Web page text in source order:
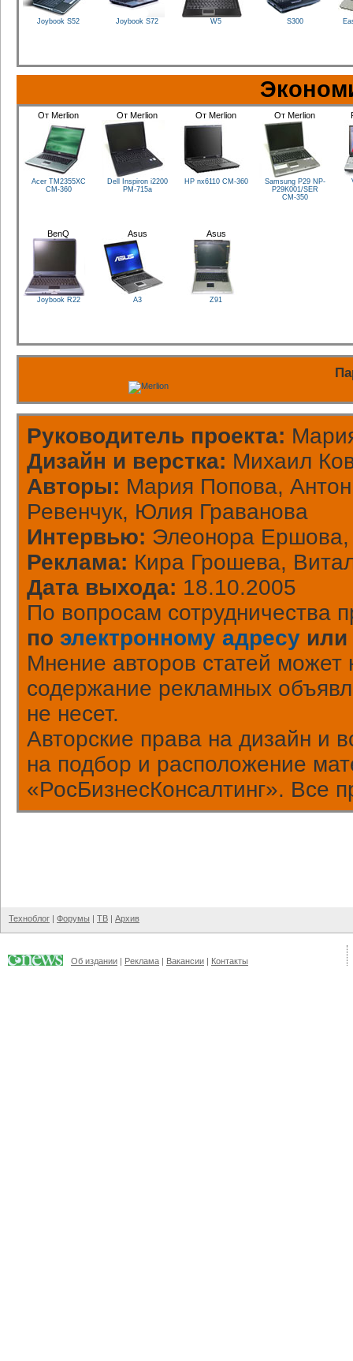
Joybook S52 Joybook S72 W5 S300
От Merlion
Acer TM2355XC
CM-360
От Merlion
Dell Inspiron i2200
PM-715a
От Merlion
HP nx6110 CM-360
От Merlion
Samsung P29 NP-
P29K001/SER
CM-350
BenQ
Joybook R22
Asus
A3
Asus
Z91
Руководитель проекта:
Дизайн и верстка: Михаил
Авторы: Мария Попова, Антон
Ревенчук, Юлия Граванова
Интервью: Элеонора Ершова,
Реклама: Кира Грошева,
Дата выхода: 18.10.2005
По вопросам сотрудничества
по электронному адресу
Мнение авторов статей может
содержание рекламных
не несет.
Авторские права на дизайн и
на подбор и расположение
«РосБизнесКонсалтинг». Все
Техноблог | Форумы | ТВ | Архив
Об издании | Реклама | Вакансии | Контакты